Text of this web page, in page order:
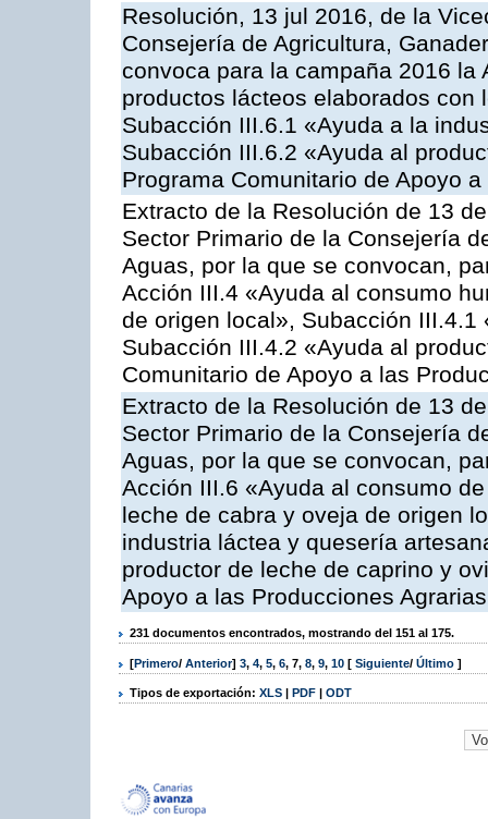
Resolución, 13 jul 2016, de la
Consejería de Agricultura,
convoca para la campaña 2016
productos lácteos elaborados
Subacción III.6.1 «Ayuda a la
Subacción III.6.2 «Ayuda al
Programa Comunitario de Apoyo
Extracto de la Resolución de 13
Sector Primario de la Consejería
Aguas, por la que se convocan,
Acción III.4 «Ayuda al consumo
de origen local», Subacción
Subacción III.4.2 «Ayuda al
Comunitario de Apoyo a las
Extracto de la Resolución de 13
Sector Primario de la Consejería
Aguas, por la que se convocan,
Acción III.6 «Ayuda al consumo
leche de cabra y oveja de origen
industria láctea y quesería
productor de leche de caprino y
Apoyo a las Producciones
231 documentos encontrados, mostrando del 151 al 175.
[Primero/ Anterior] 3, 4, 5, 6, 7, 8, 9, 10 [ Siguiente/ Último ]
Tipos de exportación: XLS | PDF | ODT